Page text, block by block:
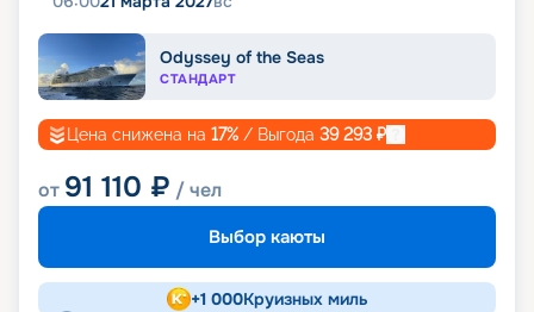
Odyssey of the Seas
СТАНДАРТ
Цена снижена на 17% / Выгода 39 293 ₽
от 91 110 ₽ / чел
Выбор каюты
+1 000Круизных миль